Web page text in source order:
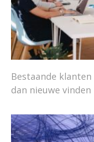
Bestaande
dan nieuwe vinden